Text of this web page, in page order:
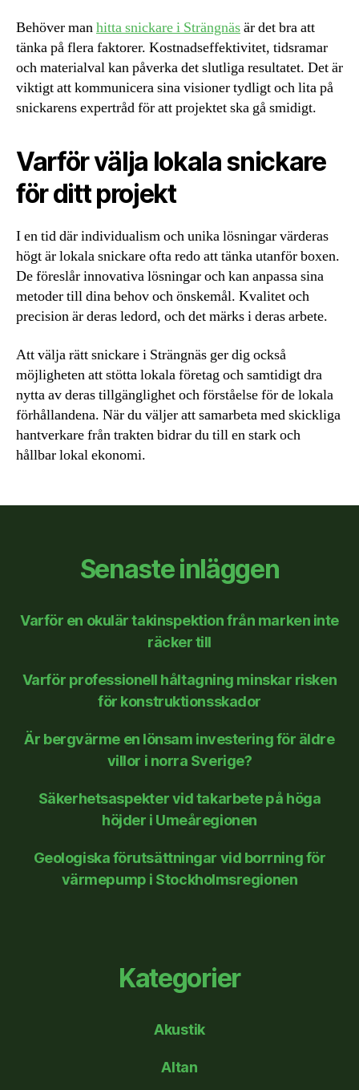
Behöver manhitta snickare i Strängnäsär det bra att
tänka på flera faktorer. Kostnadseffektivitet, tidsramar
och materialval kan påverka det slutliga resultatet. Det är
viktigt att kommunicera sina visioner tydligt och lita på
snickarens expertråd för att projektet ska gå smidigt.
Varför välja lokala snickare
för ditt projekt
I en tid där individualism och unika lösningar värderas
högt är lokala snickare ofta redo att tänka utanför boxen.
De föreslår innovativa lösningar och kan anpassa sina
metoder till dina behov och önskemål. Kvalitet och
precision är deras ledord, och det märks i deras arbete.
Att välja rätt snickare i Strängnäs ger dig också
möjligheten att stötta lokala företag och samtidigt dra
nytta av deras tillgänglighet och förståelse för de lokala
förhållandena. När du väljer att samarbeta med skickliga
hantverkare från trakten bidrar du till en stark och
hållbar lokal ekonomi.
Senaste inläggen
Varför en okulär takinspektion från marken inte
räcker till
Varför professionell håltagning minskar risken
för konstruktionsskador
Är bergvärme en lönsam investering för äldre
villor i norra Sverige?
Säkerhetsaspekter vid takarbete på höga
höjder i Umeåregionen
Geologiska förutsättningar vid borrning för
värmepump i Stockholmsregionen
Kategorier
Akustik
Altan